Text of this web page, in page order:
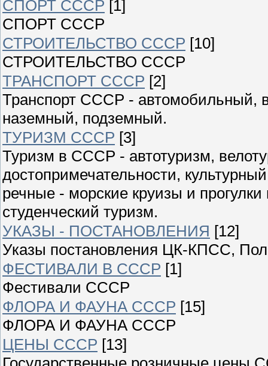
СПОРТ СССР [1]
СПОРТ СССР
СТРОИТЕЛЬСТВО СССР [10]
СТРОИТЕЛЬСТВО СССР
ТРАНСПОРТ СССР [2]
Транспорт СССР - автомобильный,
наземный, подземный.
ТУРИЗМ СССР [3]
Туризм в СССР - автотуризм,
достопримечательности,
речные - морские круизы и
студенческий туризм.
УКАЗЫ - ПОСТАНОВЛЕНИЯ [12]
Указы постановления ЦК-КПСС,
ФЕСТИВАЛИ В СССР [1]
Фестивали СССР
ФЛОРА И ФАУНА СССР [15]
ФЛОРА И ФАУНА СССР
ЦЕНЫ СССР [13]